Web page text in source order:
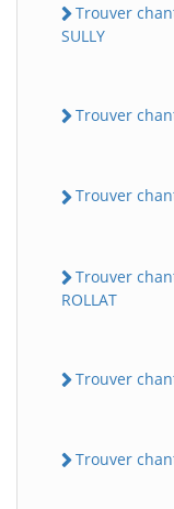
Trouver
SULLY
Trouver
Trouver
Trouver
ROLLAT
Trouver
Trouver